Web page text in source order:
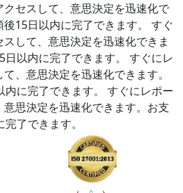
セスして、意思決定を迅速化で
15日以内に完了できます。
すぐ
して、意思決定を迅速化できま
以内に完了できます。
すぐにレ
、意思決定を迅速化できます。
に完了できます。
すぐにレポー
意思決定を迅速化できます。お支
了できます。